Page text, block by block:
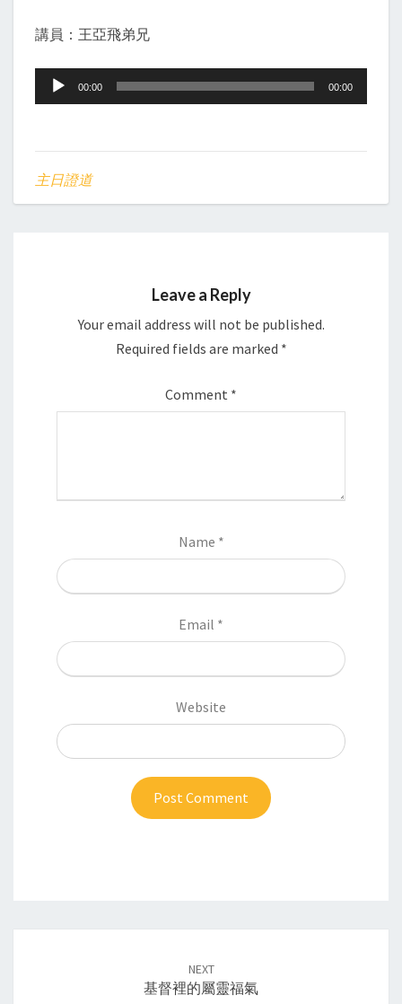
講員：王亞飛弟兄
Audio
Player
00:00 00:00
主日證道
Leave a Reply
Your email address will not be published.
Required fields are marked *
Comment *
Name *
Email *
Website
NEXT
基督裡的屬靈福氣